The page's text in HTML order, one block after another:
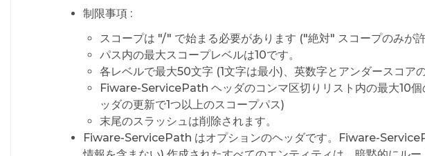
制限事項 :
スコープは "/" で始まる必要があります ("絶対" スコープのみが
パス内の最大スコープレベルは10です。
各レベルで最大50文字 (1文字は最小)、英数字とアンダースコア
Fiware-ServicePath ヘッダのコンマ区切りリスト内の最大10
ッダの更新で1つ以上のスコープパス)
末尾のスラッシュは削除されます。
Fiware-ServicePath はオプションのヘッダです。Fiware-